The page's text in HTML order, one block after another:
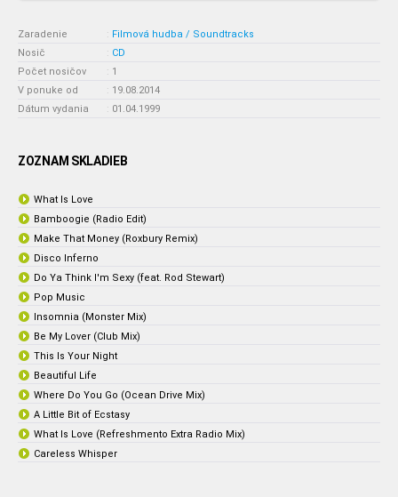
Zaradenie : Filmová hudba / Soundtracks
Nosič
: CD
Počet nosičov
: 1
V ponuke od
: 19.08.2014
Dátum vydania
: 01.04.1999
ZOZNAM SKLADIEB
What Is Love
Bamboogie (Radio Edit)
Make That Money (Roxbury Remix)
Disco Inferno
Do Ya Think I'm Sexy (feat. Rod Stewart)
Pop Music
Insomnia (Monster Mix)
Be My Lover (Club Mix)
This Is Your Night
Beautiful Life
Where Do You Go (Ocean Drive Mix)
A Little Bit of Ecstasy
What Is Love (Refreshmento Extra Radio Mix)
Careless Whisper